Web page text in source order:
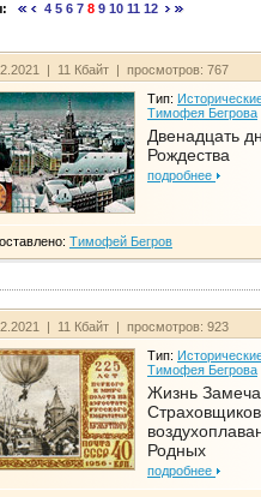
4 5 6 7 8 9 10 11 12
| 11 Кбайт | просмотров: 767
Тип:
Тимофея Бегрова
Двенадцать
Рождества
подробнее
Тимофей Бегров
| 11 Кбайт | просмотров: 923
Тип:
Тимофея Бегрова
Жизнь
Родных
подробнее